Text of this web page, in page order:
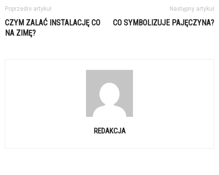
Poprzedni artykuł
CZYM ZALAĆ INSTALACJĘ CO
NA ZIMĘ?
Następny artykuł
CO SYMBOLIZUJE PAJĘCZYNA?
REDAKCJA